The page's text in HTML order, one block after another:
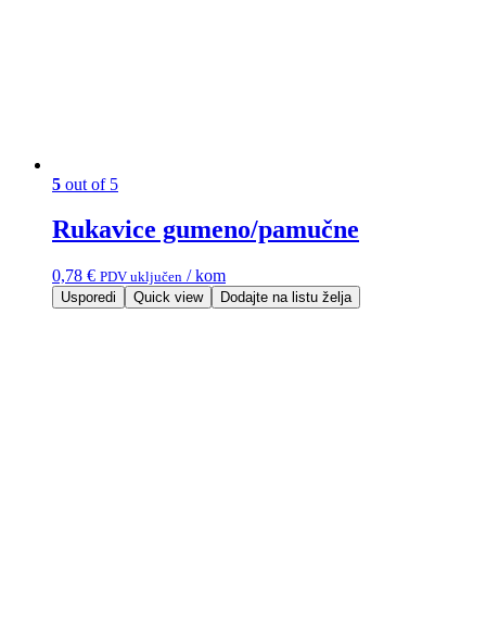
5 out of 5
Rukavice gumeno/pamučne
0,78 € PDV uključen / kom
Usporedi Quick view Dodajte na listu želja